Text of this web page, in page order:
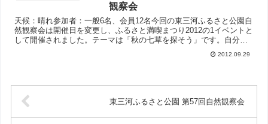
観察会
天候：晴れ参加者：一般6名、会員12名今回の東三河ふるさと公園自
然観察会は開催日を変更し、ふるさと満喫まつり2012の1イベントと
して開催されました。テーマは「秋の七草を探そう」です。自分な
りの七草を探そうという提案のもと、観察会を行いました。参加さ
2012.09.29
東三河ふるさと公園 第57回自然観察会